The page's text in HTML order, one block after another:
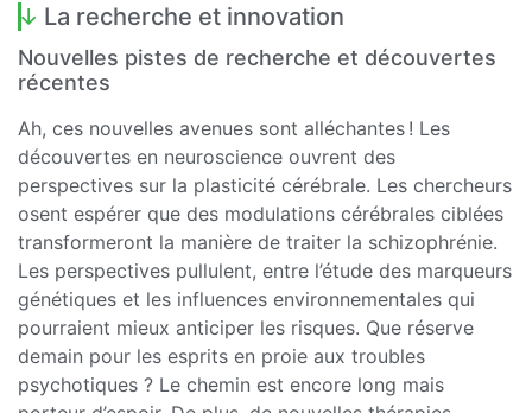
La recherche et innovation
Nouvelles pistes de recherche et découvertes
récentes
Ah, ces nouvelles avenues sont alléchantes ! Les
découvertes en neuroscience ouvrent des
perspectives sur la plasticité cérébrale. Les chercheurs
osent espérer que des modulations cérébrales ciblées
transformeront la manière de traiter la schizophrénie.
Les perspectives pullulent, entre l’étude des marqueurs
génétiques et les influences environnementales qui
pourraient mieux anticiper les risques. Que réserve
demain pour les esprits en proie aux troubles
psychotiques ? Le chemin est encore long mais